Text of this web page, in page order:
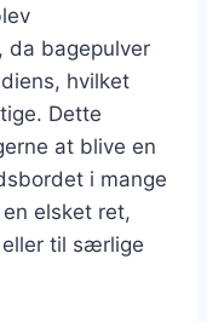
da bagepulver
hvilket
Dette
at blive en
i mange
elsket ret,
til særlige